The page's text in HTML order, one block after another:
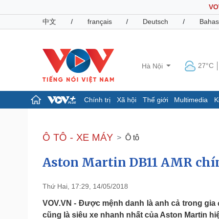
中文
/ français / Deutsch /
Hà Nội 27°C
Chính trị Xã hội Thế giới Multimedia
Đảng
Tổ chức nhân sự
Nhận diện sự thật
Dấu ấn VOV
Pháp luật
Vụ án
Quân sự - Quốc phòng
Vũ khí
Ô TÔ - XE MÁY Ô tô
Aston Martin DB11 AMR
Thứ Hai, 17:29, 14/05/2018
VOV.VN - Được mệnh danh là anh cả trong
cũng là siêu xe nhanh nhất của Aston Martin